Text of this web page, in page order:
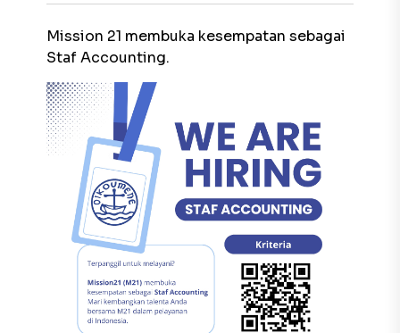
Mission 21 membuka kesempatan sebagai
Staf Accounting.